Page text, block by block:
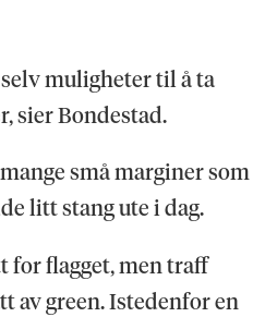
muligheter til å ta
sier Bondestad.
små marginer som
litt stang ute i dag.
for flagget, men traff
av green. Istedenfor en